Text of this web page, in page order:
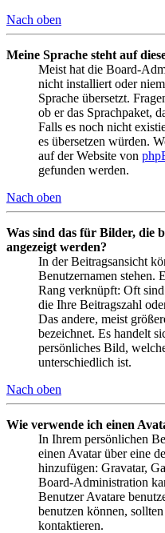
Nach oben
Meine Sprache steht auf
Meist hat die Board-
nicht installiert oder
Sprache übersetzt.
ob er das Sprachpaket,
Falls es noch nicht
es übersetzen würden.
auf der Website von
gefunden werden.
Nach oben
Was sind das für Bilder, die
angezeigt werden?
In der Beitragsansicht
Benutzernamen stehen.
Rang verknüpft: Oft
die Ihre Beitragszahl
Das andere, meist
bezeichnet. Es handelt
persönliches Bild,
unterschiedlich ist.
Nach oben
Wie verwende ich einen
In Ihrem persönlichen
einen Avatar über eine
hinzufügen: Gravatar,
Board-Administration
Benutzer Avatare
benutzen können,
kontaktieren.